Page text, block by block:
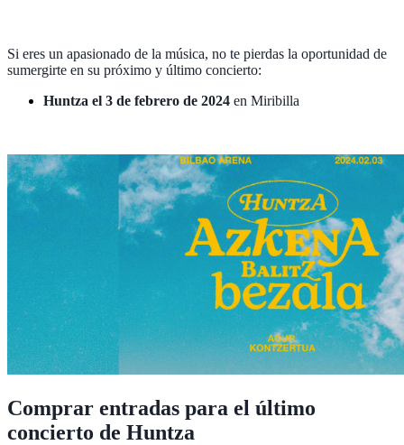
Si eres un apasionado de la música, no te pierdas la oportunidad de
sumergirte en su próximo y último concierto:
Huntza el 3 de febrero de 2024 en Miribilla
Comprar entradas para el último
concierto de Huntza